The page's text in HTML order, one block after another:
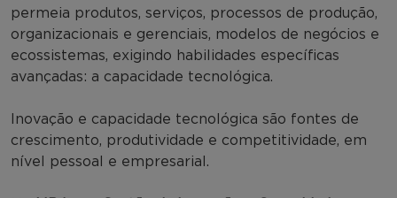
permeia produtos, serviços, processos de produção,
organizacionais e gerenciais, modelos de negócios e
ecossistemas, exigindo habilidades específicas
avançadas: a capacidade tecnológica.
Inovação e capacidade tecnológica são fontes de
crescimento, produtividade e competitividade, em
nível pessoal e empresarial.